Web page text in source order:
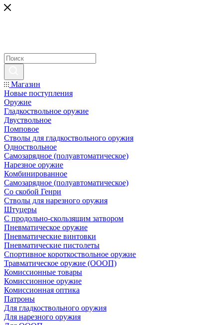
Магазин
Новые поступления
Оружие
Гладкоствольное оружие
Двуствольное
Помповое
Стволы для гладкоствольного оружия
Одноствольное
Самозарядное (полуавтоматическое)
Нарезное оружие
Комбинированное
Самозарядное (полуавтоматическое)
Со скобой Генри
Стволы для нарезного оружия
Штуцеры
С продольно-скользящим затвором
Пневматическое оружие
Пневматические винтовки
Пневматические пистолеты
Спортивное короткоствольное оружие
Травматическое оружие (ОООП)
Комиссионные товары
Комиссионное оружие
Комиссионная оптика
Патроны
Для гладкоствольного оружия
Для нарезного оружия